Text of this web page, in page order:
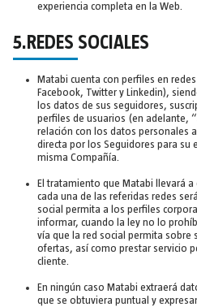
experiencia completa en la Web.
5.REDES SOCIALES
Matabi cuenta con perfiles en
Facebook, Twitter y Linkedin),
los datos de sus seguidores,
perfiles de usuarios (en adelante, “
relación con los datos personales
directa por los Seguidores para su
misma Compañía.
El tratamiento que Matabi llevará
cada una de las referidas redes
social permita a los perfiles
informar, cuando la ley no lo
vía que la red social permita sobre
ofertas, así como prestar servicio
cliente.
En ningún caso Matabi extraerá
que se obtuviera puntual y